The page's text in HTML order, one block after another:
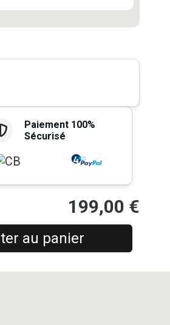
Paiement 100%
Sécurisé
199,00 €
au panier